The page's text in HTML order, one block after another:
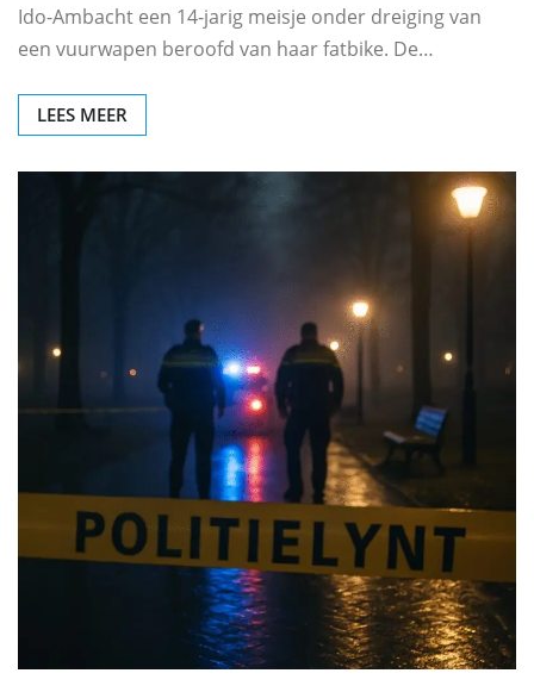
Ido-Ambacht een 14-jarig meisje onder dreiging van
een vuurwapen beroofd van haar fatbike. De…
LEES MEER